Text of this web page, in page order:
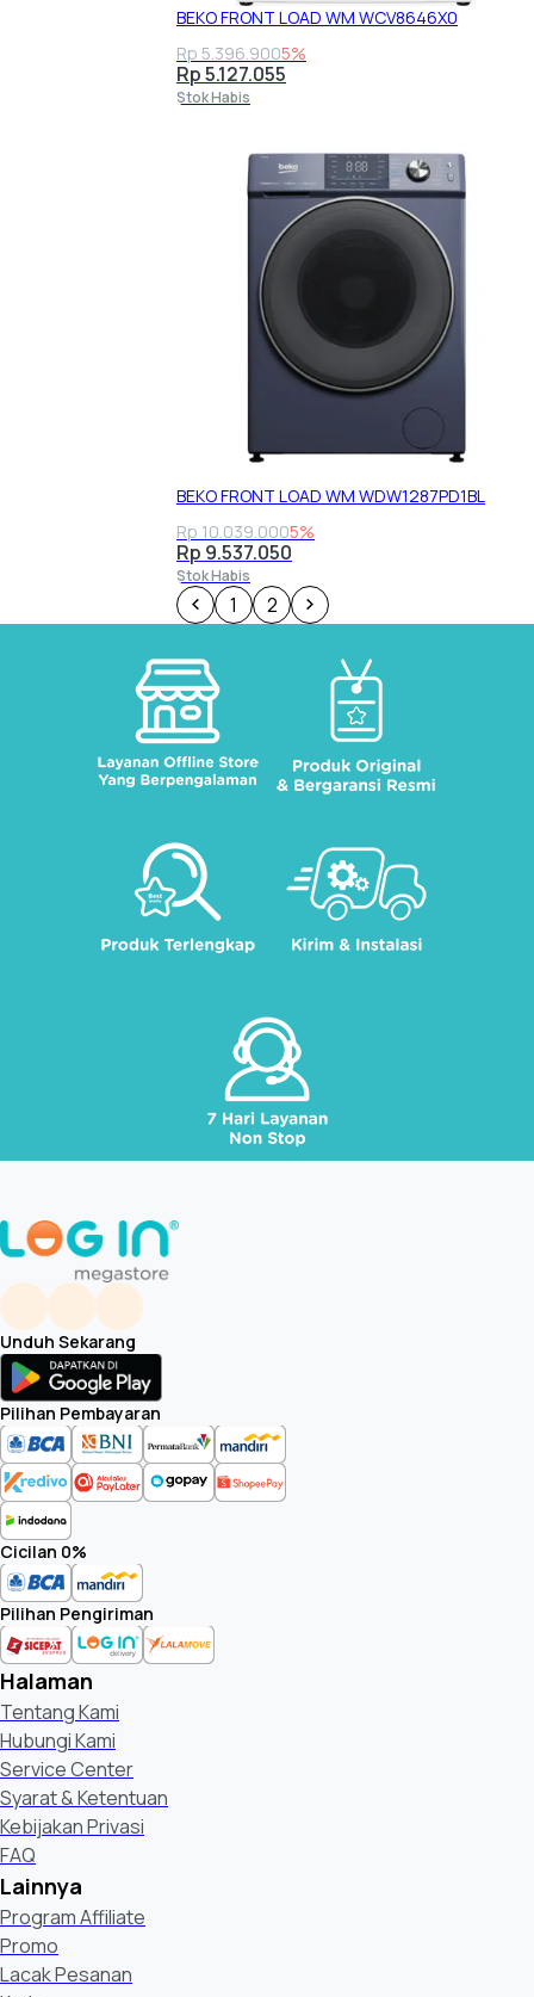
BEKO FRONT LOAD WM WCV8646X0
Rp 5.396.9005%
Rp 5.127.055
Stok Habis
BEKO FRONT LOAD WM WDW1287PD1BL
Rp 10.039.0005%
Rp 9.537.050
Stok Habis
1 2
Unduh Sekarang
Pilihan Pembayaran
Cicilan 0%
Pilihan Pengiriman
Halaman
Tentang Kami
Hubungi Kami
Service Center
Syarat & Ketentuan
Kebijakan Privasi
FAQ
Lainnya
Program Affiliate
Promo
Lacak Pesanan